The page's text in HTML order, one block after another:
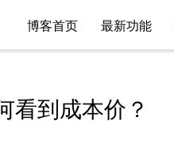
博客首页 最新功能
看到成本价？